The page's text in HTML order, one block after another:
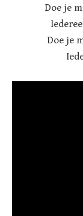
Doe je
Doe je